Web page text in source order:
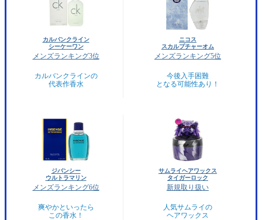
カルバンクライン
シーケーワン
メンズランキング3位
カルバンクラインの
代表作香水
ニコス
スカルプチャーオム
メンズランキング5位
今後入手困難
となる可能性あり！
ジバンシー
ウルトラマリン
メンズランキング6位
爽やかといったら
この香水！
サムライヘアワックス
タイガーロック
新規取り扱い
人気サムライの
ヘアワックス